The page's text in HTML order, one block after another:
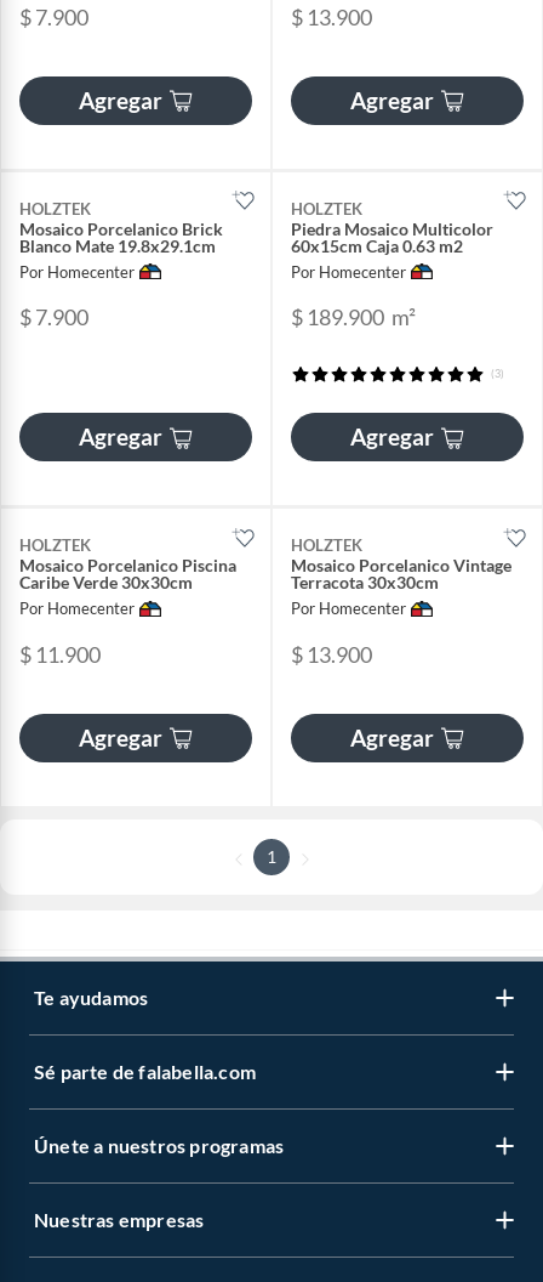
$ 7.900
Agregar
$ 13.900
Agregar
HOLZTEK
Mosaico Porcelanico Brick
Blanco Mate 19.8x29.1cm
Por Homecenter
$ 7.900
Agregar
HOLZTEK
Piedra Mosaico Multicolor
60x15cm Caja 0.63 m2
Por Homecenter
$ 189.900 m²
(3)
Agregar
HOLZTEK
Mosaico Porcelanico Piscina
Caribe Verde 30x30cm
Por Homecenter
$ 11.900
Agregar
HOLZTEK
Mosaico Porcelanico Vintage
Terracota 30x30cm
Por Homecenter
$ 13.900
Agregar
1
Te ayudamos
Sé parte de falabella.com
Únete a nuestros programas
Nuestras empresas